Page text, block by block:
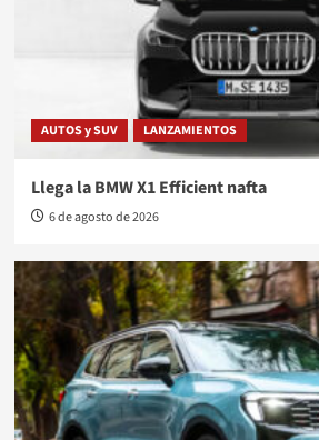
AUTOS y SUV LANZAMIENTOS
Llega la BMW X1 Efficient nafta
6 de agosto de 2026